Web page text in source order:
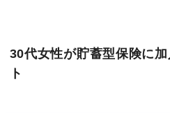
30代女性が貯蓄型保険に
ト